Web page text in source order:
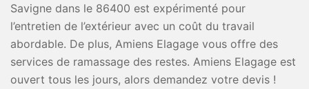
Savigne dans le 86400 est expérimenté pour
l’entretien de l’extérieur avec un coût du travail
abordable. De plus, Amiens Elagage vous offre des
services de ramassage des restes. Amiens Elagage est
ouvert tous les jours, alors demandez votre devis !